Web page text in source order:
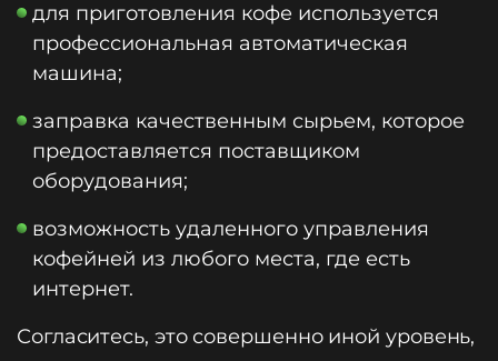
для приготовления кофе используется
профессиональная автоматическая
машина;
заправка качественным сырьем, которое
предоставляется поставщиком
оборудования;
возможность удаленного управления
кофейней из любого места, где есть
интернет.
Согласитесь, это совершенно иной уровень,